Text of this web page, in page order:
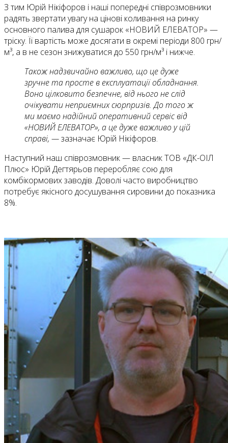
З тим Юрій Нікіфоров і наші попередні співрозмовники
радять звертати увагу на цінові коливання на ринку
основного палива для сушарок «НОВИЙ ЕЛЕВАТОР» —
тріску. Її вартість може досягати в окремі періоди 800 грн/
м³, а в не сезон знижуватися до 550 грн/м³ і нижче.
Також надзвичайно важливо, що це дуже
зручне та просте в експлуатації обладнання.
Воно цілковито безпечне, від нього не слід
очікувати неприємних сюрпризів. До того ж
ми маємо надійний оперативний сервіс від
«НОВИЙ ЕЛЕВАТОР», а це дуже важливо у цій
справі, —зазначає Юрій Нікіфоров.
Наступний наш співрозмовник — власник ТОВ «ДК-ОІЛ
Плюс» Юрій Дегтярьов переробляє сою для
комбікормових заводів. Доволі часто виробництво
потребує якісного досушування сировини до показника
8%.